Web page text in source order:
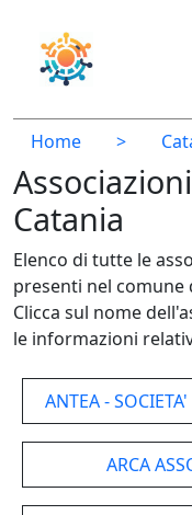
Home >
Catania
Elenco di tutte le
presenti nel comune
Clicca sul nome
le informazioni
ANTEA -
ARCA